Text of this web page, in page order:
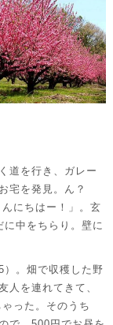
道を行き、ガレー
宅を発見。ん？
にちはー！」。玄
中をちらり。壁に
）。畑で収穫した野
人を連れてきて、
った。そのうち